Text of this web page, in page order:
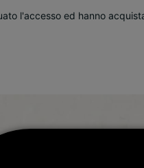
l'accesso ed hanno